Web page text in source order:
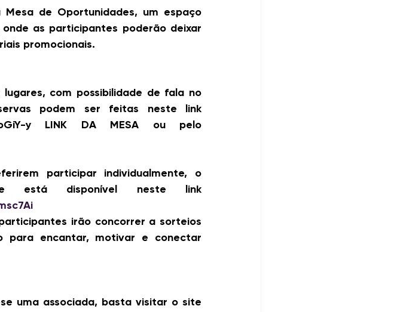
de Oportunidades, um espaço
as participantes poderão deixar
promocionais.
com possibilidade de fala no
podem ser feitas neste link
y LINK DA MESA ou pelo
participar individualmente, o
irão concorrer a sorteios
para encantar, motivar e conectar
uma associada, basta visitar o site